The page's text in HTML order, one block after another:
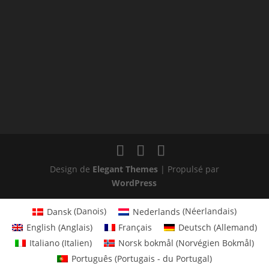
Design de Elegant Themes| Propulsé par
WordPress
Dansk (Danois) Nederlands (Néerlandais)
English (Anglais) Français Deutsch (Allemand)
Italiano (Italien) Norsk bokmål (Norvégien Bokmål)
Português (Portugais - du Portugal)